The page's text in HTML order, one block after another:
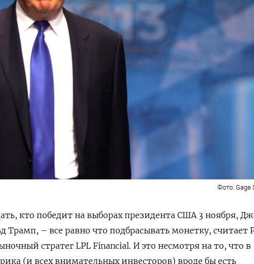
Фото: Gage
кто победит на выборах президента США 3 ноября,
Трамп, – все равно что подбрасывать монетку, считает
стратег LPL Financial. И это несмотря на то, что в
(и всех внимательных инвесторов) вроде бы есть